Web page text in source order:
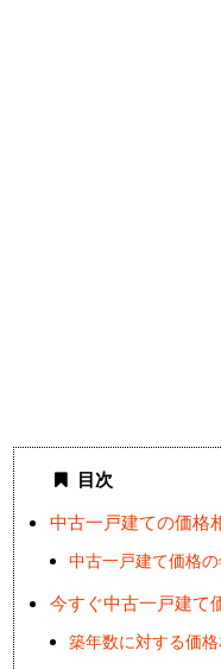
目次
中古一戸建ての価格
中古一戸建て価格
今すぐ中古一戸建て
築年数に対する価